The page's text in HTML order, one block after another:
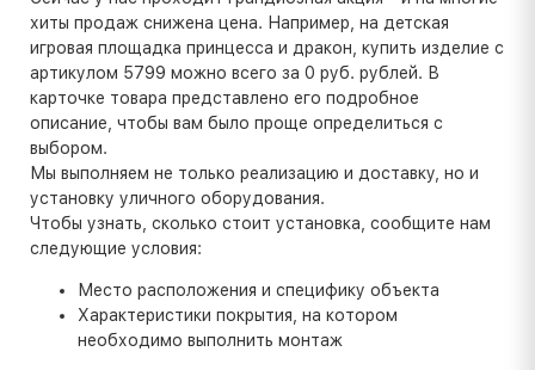
хиты продаж снижена цена. Например, на детская
игровая площадка принцесса и дракон, купить изделие с
артикулом 5799 можно всего за 0 руб. рублей. В
карточке товара представлено его подробное
описание, чтобы вам было проще определиться с
выбором.
Мы выполняем не только реализацию и доставку, но и
установку уличного оборудования.
Чтобы узнать, сколько стоит установка, сообщите нам
следующие условия:
Место расположения и специфику объекта
Характеристики покрытия, на котором
необходимо выполнить монтаж